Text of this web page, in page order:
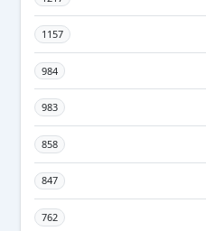
1157
984
983
858
847
762